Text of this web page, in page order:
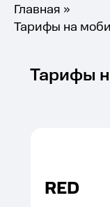
Главная »
Тарифы на
Тарифы
RED